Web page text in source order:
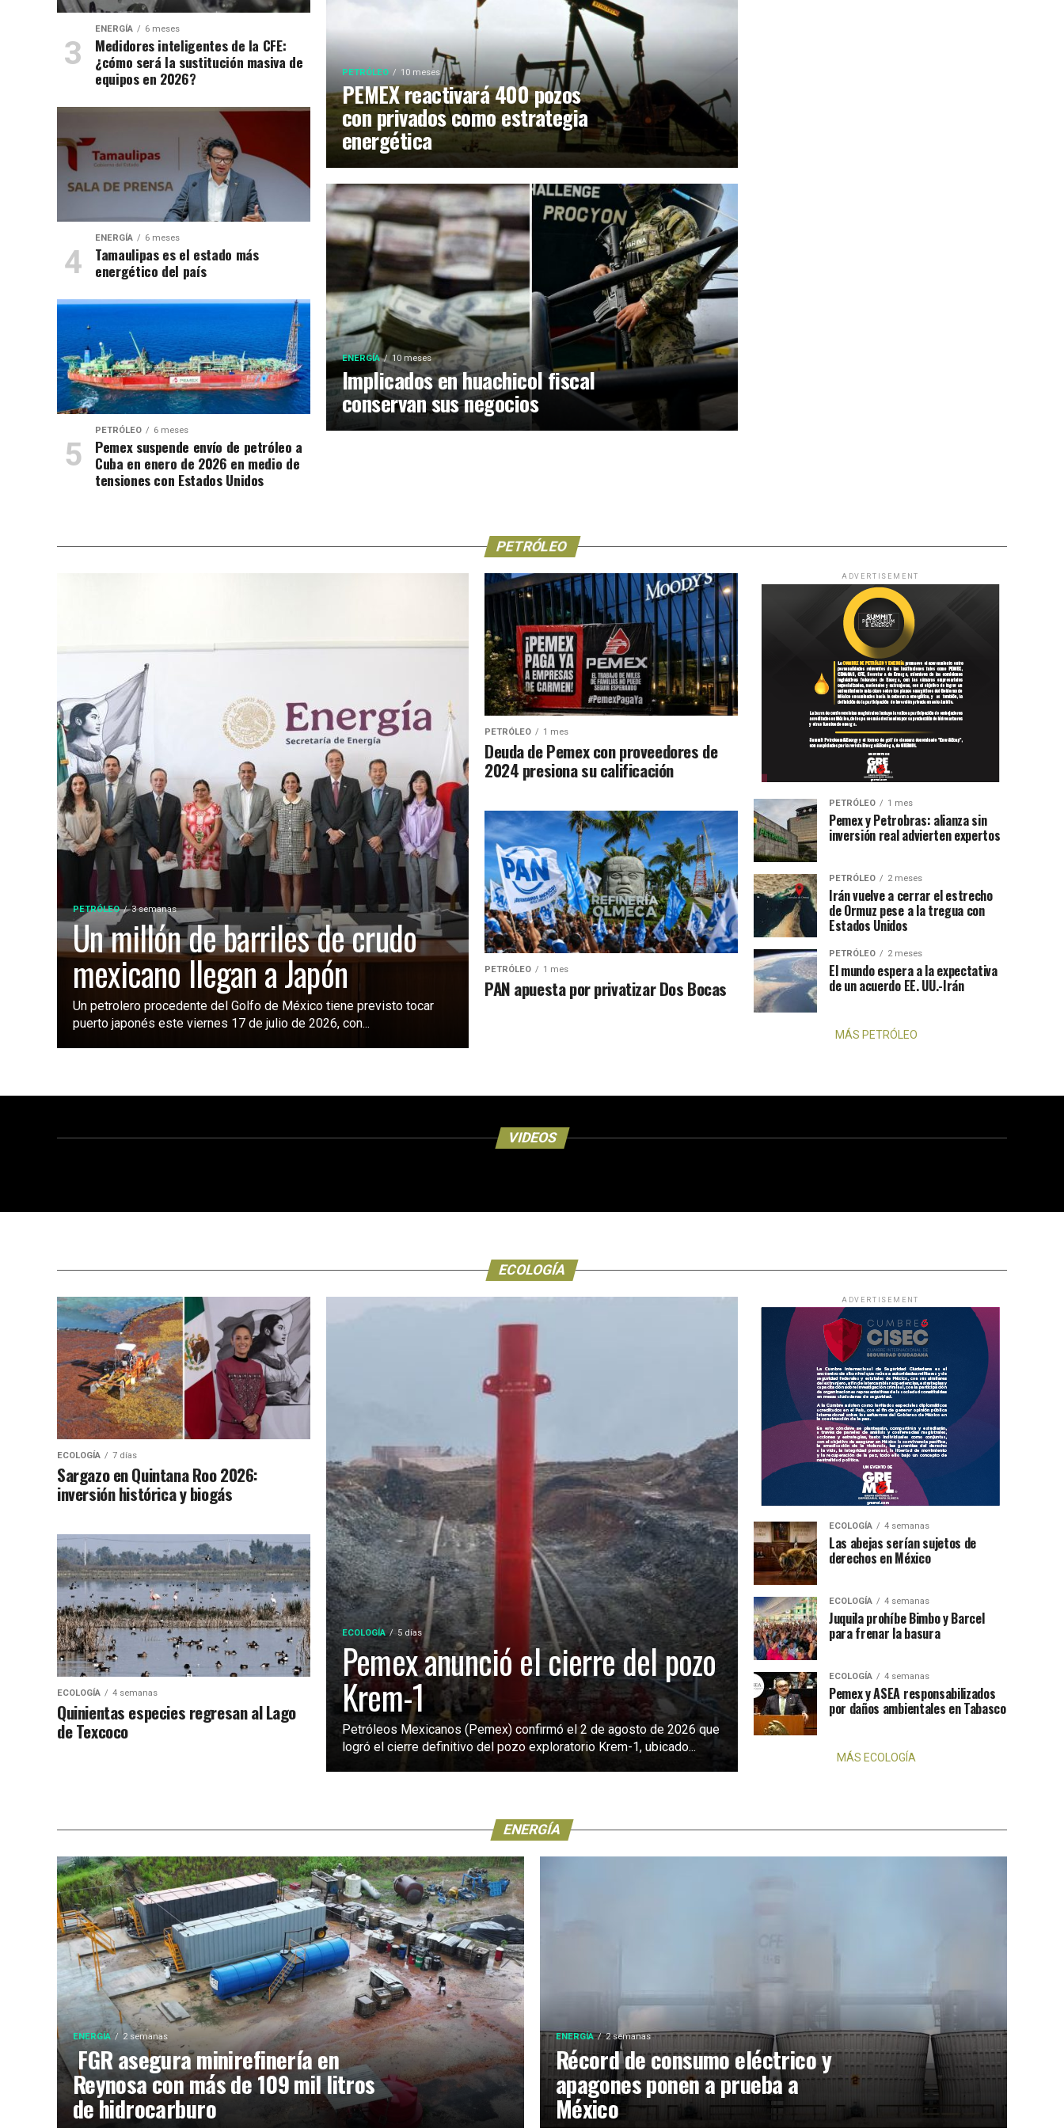
PETRÓLEO 10 meses
PEMEX reactivará 400 pozos
con privados como estrategia
energética
ENERGÍA 10 meses
Implicados en huachicol fiscal
conservan sus negocios
ENERGÍA 6 meses
Medidores inteligentes de la CFE:
¿cómo será la sustitución masiva de
equipos en 2026?
ENERGÍA 6 meses
Tamaulipas es el estado más
energético del país
PETRÓLEO 6 meses
Pemex suspende envío de petróleo a
Cuba en enero de 2026 en medio de
tensiones con Estados Unidos
PETRÓLEO
PETRÓLEO 3 semanas
Un millón de barriles de crudo
mexicano llegan a Japón
Un petrolero procedente del Golfo de México tiene previsto tocar
puerto japonés este viernes 17 de julio de 2026, con...
PETRÓLEO 1 mes
Deuda de Pemex con proveedores de
2024 presiona su calificación
PETRÓLEO 1 mes
PAN apuesta por privatizar Dos Bocas
ADVERTISEMENT
PETRÓLEO 1 mes
Pemex y Petrobras: alianza sin
inversión real advierten expertos
PETRÓLEO 2 meses
Irán vuelve a cerrar el estrecho
de Ormuz pese a la tregua con
Estados Unidos
PETRÓLEO 2 meses
El mundo espera a la expectativa
de un acuerdo EE. UU.-Irán
MÁS PETRÓLEO
VIDEOS
ECOLOGÍA
ECOLOGÍA 5 días
Pemex anunció el cierre del pozo
Krem-1
Petróleos Mexicanos (Pemex) confirmó el 2 de agosto de 2026 que
logró el cierre definitivo del pozo exploratorio Krem-1, ubicado...
ECOLOGÍA 7 días
Sargazo en Quintana Roo 2026:
inversión histórica y biogás
ECOLOGÍA 4 semanas
Quinientas especies regresan al Lago
de Texcoco
ADVERTISEMENT
ECOLOGÍA 4 semanas
Las abejas serían sujetos de
derechos en México
ECOLOGÍA 4 semanas
Juquila prohíbe Bimbo y Barcel
para frenar la basura
ECOLOGÍA 4 semanas
Pemex y ASEA responsabilizados
por daños ambientales en Tabasco
MÁS ECOLOGÍA
ENERGÍA
ENERGÍA 2 semanas
FGR asegura minirefinería en
Reynosa con más de 109 mil litros
de hidrocarburo
ENERGÍA 2 semanas
Récord de consumo eléctrico y
apagones ponen a prueba a
México